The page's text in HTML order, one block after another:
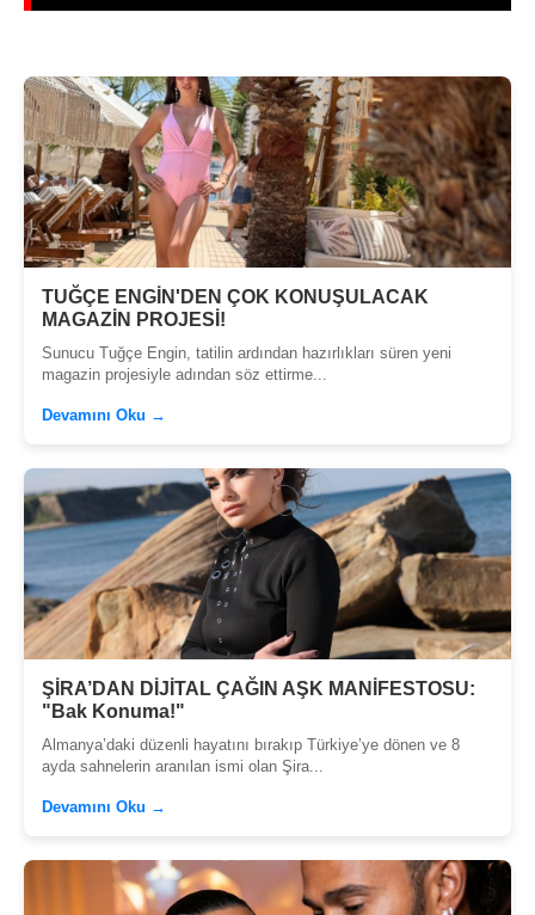
TUĞÇE ENGİN'DEN ÇOK KONUŞULACAK
MAGAZİN PROJESİ!
Sunucu Tuğçe Engin, tatilin ardından hazırlıkları süren yeni
magazin projesiyle adından söz ettirme...
Devamını Oku →
ŞİRA’DAN DİJİTAL ÇAĞIN AŞK MANİFESTOSU:
"Bak Konuma!"
Almanya’daki düzenli hayatını bırakıp Türkiye’ye dönen ve 8
ayda sahnelerin aranılan ismi olan Şira...
Devamını Oku →